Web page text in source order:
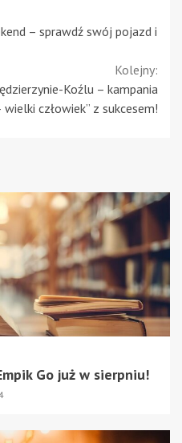
– sprawdź swój pojazd i
Kolejny:
Koźlu – kampania
wielki człowiek” z sukcesem!
Go już w sierpniu!